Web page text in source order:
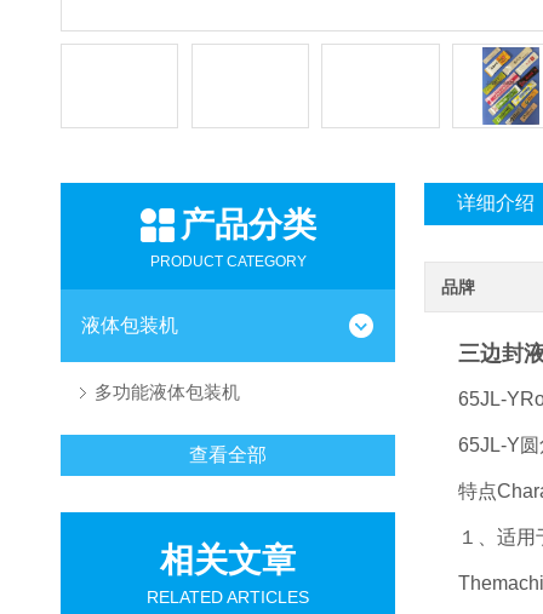
产品分类
PRODUCT CATEGORY
液体包装机
多功能液体包装机
查看全部
相关文章
RELATED ARTICLES
详细介绍
品牌
三边封
65JL-
65JL-Y
特点
１、适